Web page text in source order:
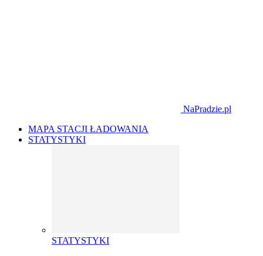
NaPradzie.pl
MAPA STACJI ŁADOWANIA
STATYSTYKI
STATYSTYKI